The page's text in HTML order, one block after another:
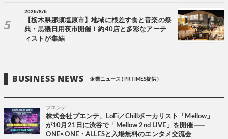
2026/8/6
【栃木県那須塩原市】地域に根差す食と音楽の祭
典・黒磯日用夜市開催！約40店と多彩なアーテ
ィストが集結
BUSINESS NEWS 企業ニュース ( PR TIMES提供 )
プエンテ
株式会社プエンテ、LoFi／Chillボーカリスト「Mellow」
が10月21日に渋谷で「Mellow 2nd LIVE」を開催 ──
ONE×ONE・ALLESと入場無料のエンタメ交流会